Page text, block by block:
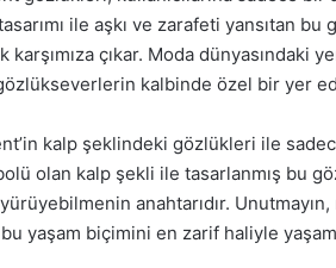
ile aşkı ve zarafeti yansıtan bu
karşımıza çıkar. Moda
kalbinde özel bir yer
kalp şeklindeki gözlükleri ile
olan kalp şekli ile tasarlanmış bu
anahtarıdır.
yaşam biçimini en zarif haliyle